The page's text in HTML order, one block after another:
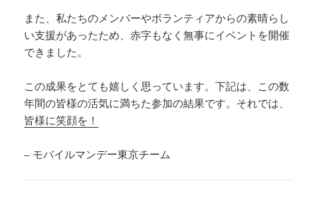
また、私たちのメンバーやボランティアからの素晴らし
い支援があったため、赤字もなく無事にイベントを開催
できました。
この成果をとても嬉しく思っています。下記は、この数
年間の皆様の活気に満ちた参加の結果です。それでは、
皆様に笑顔を！
– モバイルマンデー東京チーム